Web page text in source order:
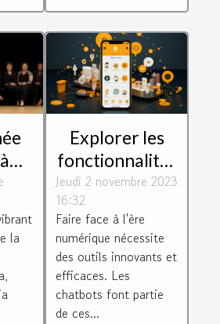
la
Explorer les
fonctionnalités
de Botnation
pour créer un
chatbot
efficace
Jeudi 2 novembre 2023
16:32
Faire face à l'ère
numérique nécessite
des outils innovants et
efficaces. Les
chatbots font partie
de ces...